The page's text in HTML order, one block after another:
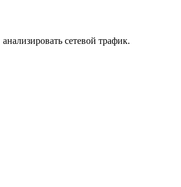
сетевой трафик.